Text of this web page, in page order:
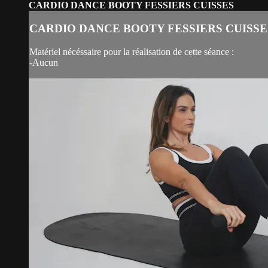
CARDIO DANCE BOOTY FESSIERS CUISSES
CARDIO DANCE BOOTY FESSIERS
Matériel nécéssaire pour la réalisation de cette séance :
-Aucun